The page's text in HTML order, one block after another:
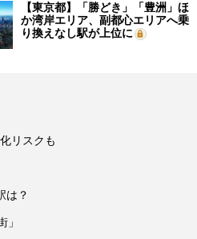
【東京都】「勝どき」「豊洲」ほ
か湾岸エリア、副都心エリアへ乗
り換えなし駅が上位に
リスクも
は？